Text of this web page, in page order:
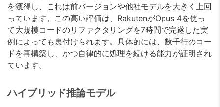
を獲得し、これは前バージョンや他社モデルを大きく上回
っています。この高い評価は、RakutenがOpus 4を使っ
て大規模コードのリファクタリングを7時間で完遂した実
例によっても裏付けられます。具体的には、数千行のコー
ドを再構築し、かつ自律的に処理を続ける能力が証明され
ています。
ハイブリッド推論モデル